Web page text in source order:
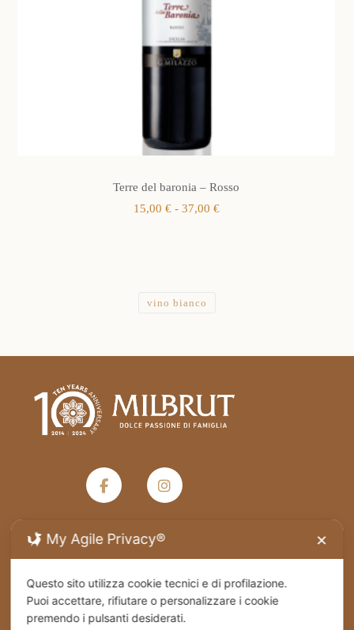
Terre del baronia – Rosso
15,00 € - 37,00 €Fascia
vino bianco
Termini e condizioni generali di vendita
Privacy Policy
My Agile Privacy® ✕
Questo sito utilizza cookie tecnici e di profilazione.
Puoi accettare, rifiutare o personalizzare i cookie
premendo i pulsanti desiderati.